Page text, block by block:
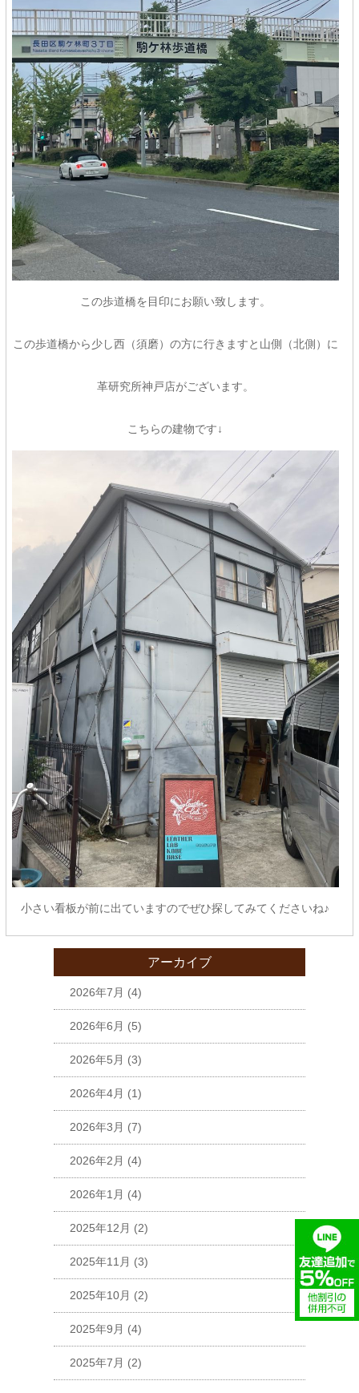
この歩道橋を目印にお願い致します。
この歩道橋から少し西（須磨）の方に行きますと山側（北側）に
革研究所神戸店がございます。
こちらの建物です↓
小さい看板が前に出ていますのでぜひ探してみてくださいね♪
アーカイブ
2026年7月 (4)
2026年6月 (5)
2026年5月 (3)
2026年4月 (1)
2026年3月 (7)
2026年2月 (4)
2026年1月 (4)
2025年12月 (2)
2025年11月 (3)
2025年10月 (2)
2025年9月 (4)
2025年7月 (2)